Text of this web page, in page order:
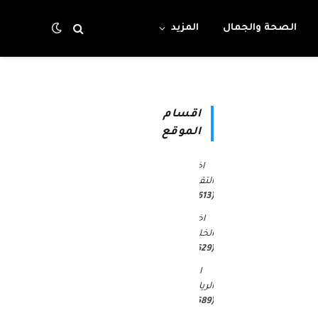
الصحة والجمال المزيد
اقسام
الموقع
اخبار
التقنية
(4٬613)
اخبار
الخليج
(30٬629)
اخبار
الرياضة
(45٬589)